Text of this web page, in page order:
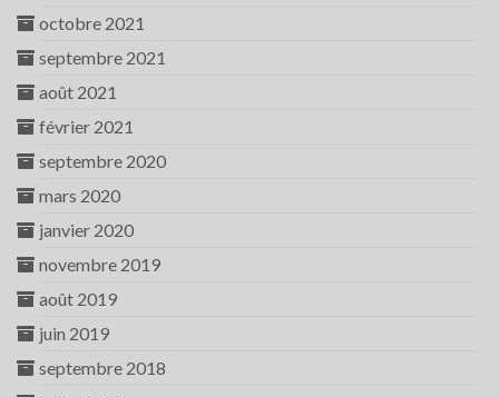
octobre 2021
septembre 2021
août 2021
février 2021
septembre 2020
mars 2020
janvier 2020
novembre 2019
août 2019
juin 2019
septembre 2018